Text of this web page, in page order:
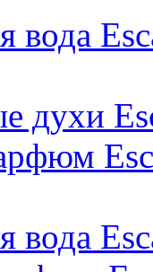
вода
духи
вода